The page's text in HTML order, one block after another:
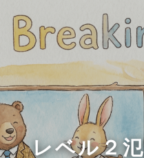
レベル２